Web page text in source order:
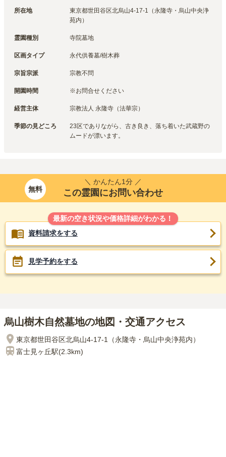
所在地
東京都世田谷区北烏山4-17-1（永隆寺・烏山中央浄
苑内）
霊園種別 寺院墓地
区画タイプ 永代供養墓/樹木葬
宗旨宗派 宗教不問
開園時間 ※お問合せください
経営主体 宗教法人 永隆寺（法華宗）
季節の見どころ
23区でありながら、古き良き、落ち着いた武蔵野の
ムードが漂います。
無料
＼ かんたん1分 ／
この霊園にお問い合わせ
最新の空き状況や価格詳細がわかる！
資料請求をする
見学予約をする
烏山樹木自然墓地の地図・交通アクセス
東京都世田谷区北烏山4-17-1（永隆寺・烏山中央浄苑内）
富士見ヶ丘駅(2.3km)